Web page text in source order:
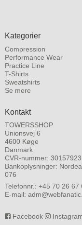
Kategorier
Compression
Performance Wear
Practice Line
T-Shirts
Sweatshirts
Se mere
Kontakt
TOWERSSHOP
Unionsvej 6
4600 Køge
Danmark
CVR-nummer: 30157923
Bankoplysninger:
076
Telefonnr.: +45 70 26 67
E-mail:
Facebook